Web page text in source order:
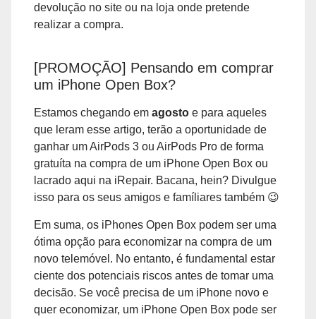
devolução no site ou na loja onde pretende
realizar a compra.
[PROMOÇÃO] Pensando em comprar
um iPhone Open Box?
Estamos chegando em agosto e para aqueles
que leram esse artigo, terão a oportunidade de
ganhar um AirPods 3 ou AirPods Pro de forma
gratuíta na compra de um iPhone Open Box ou
lacrado aqui na iRepair. Bacana, hein? Divulgue
isso para os seus amigos e famíliares também 😉
Em suma, os iPhones Open Box podem ser uma
ótima opção para economizar na compra de um
novo telemóvel. No entanto, é fundamental estar
ciente dos potenciais riscos antes de tomar uma
decisão. Se você precisa de um iPhone novo e
quer economizar, um iPhone Open Box pode ser